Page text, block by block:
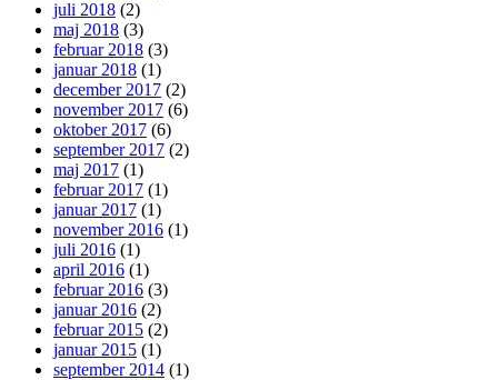
juli 2018 (2)
maj 2018 (3)
februar 2018 (3)
januar 2018 (1)
december 2017 (2)
november 2017 (6)
oktober 2017 (6)
september 2017 (2)
maj 2017 (1)
februar 2017 (1)
januar 2017 (1)
november 2016 (1)
juli 2016 (1)
april 2016 (1)
februar 2016 (3)
januar 2016 (2)
februar 2015 (2)
januar 2015 (1)
september 2014 (1)